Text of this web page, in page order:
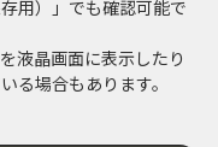
用）」でも確認可能で
液晶画面に表示したり
る場合もあります。